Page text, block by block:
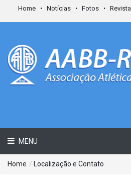
Home Notícias Fotos Revista
MENU
Home / Localização e Contato